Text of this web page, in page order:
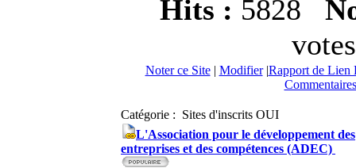
Hits : 5828
Noter ce Site| Modifier|Rapport de Lien
Catégorie : Sites d'inscrits OUI
L'Association pour le développement des
entreprises et des compétences (ADEC)